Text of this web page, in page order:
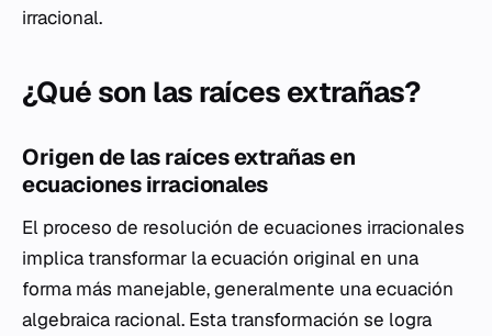
irracional.
¿Qué son las raíces extrañas?
Origen de las raíces extrañas en
ecuaciones irracionales
El proceso de resolución de ecuaciones irracionales
implica transformar la ecuación original en una
forma más manejable, generalmente una ecuación
algebraica racional. Esta transformación se logra